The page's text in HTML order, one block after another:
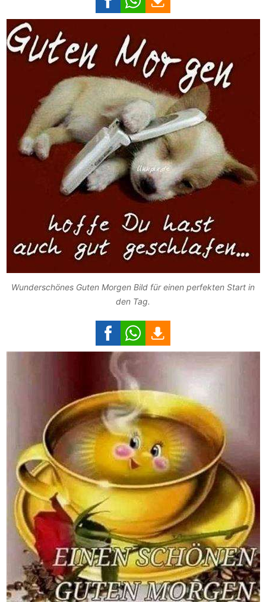
Wunderschönes Guten Morgen Bild für einen perfekten Start in
den Tag.